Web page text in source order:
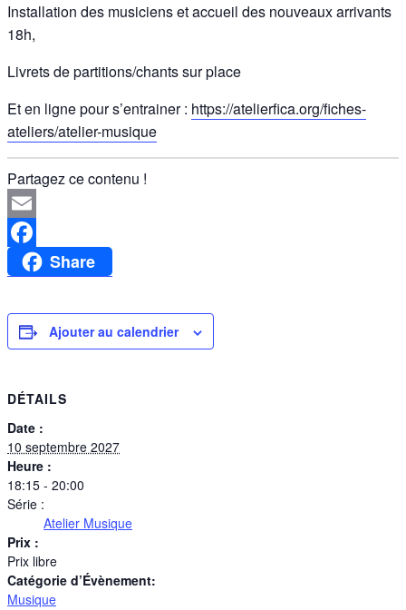
Installation des musiciens et accueil des nouveaux arrivants
18h,
Livrets de partitions/chants sur place
Et en ligne pour s’entrainer : https://atelierfica.org/fiches-
ateliers/atelier-musique
Partagez ce contenu !
Email
FacebookShare
Ajouter au calendrier
DÉTAILS
Date :
10 septembre 2027
Heure :
18:15 - 20:00
Série :
Atelier Musique
Prix :
Prix libre
Catégorie d’Évènement:
Musique